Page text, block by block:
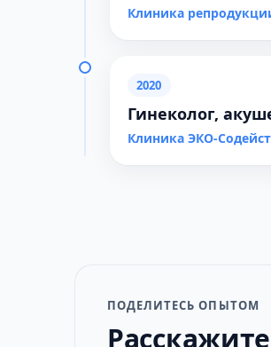
Клиника
2020
Гинеколог,
Клиника ЭКО-
ПОДЕЛИТЕСЬ ОПЫТОМ